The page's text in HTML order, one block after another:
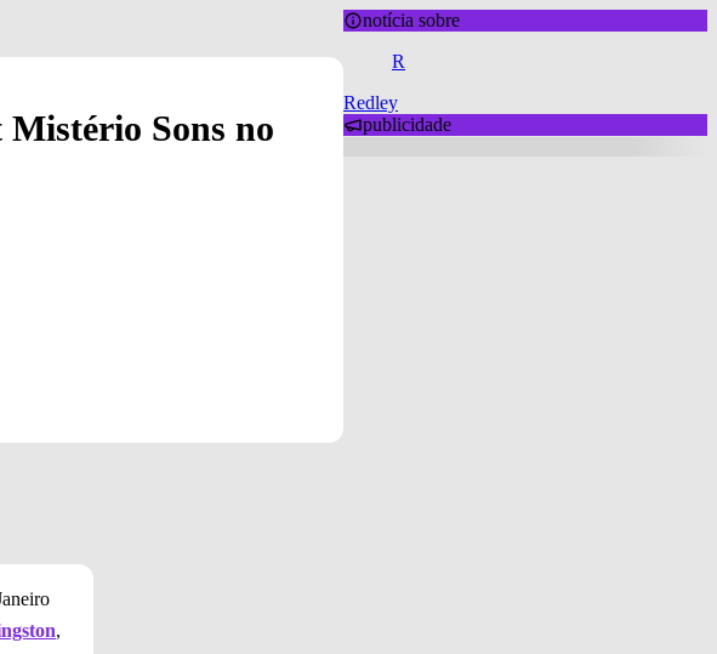
Mistério Sons no
,
notícia sobre
R
Redley
publicidade